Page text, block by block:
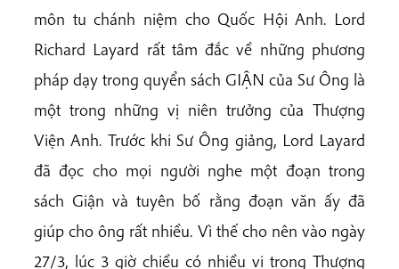
môn tu chánh niệm cho Quốc Hội Anh. Lord
Richard Layard rất tâm đắc về những phương
pháp dạy trong quyển sách GIẬN của Sư Ông là
một trong những vị niên trưởng của Thượng
Viện Anh. Trước khi Sư Ông giảng, Lord Layard
đã đọc cho mọi người nghe một đoạn trong
sách Giận và tuyên bố rằng đoạn văn ấy đã
giúp cho ông rất nhiều. Vì thế cho nên vào ngày
27/3, lúc 3 giờ chiều có nhiều vị trong Thượng